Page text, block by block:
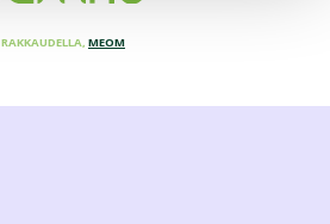
RAKKAUDELLA, MEOM